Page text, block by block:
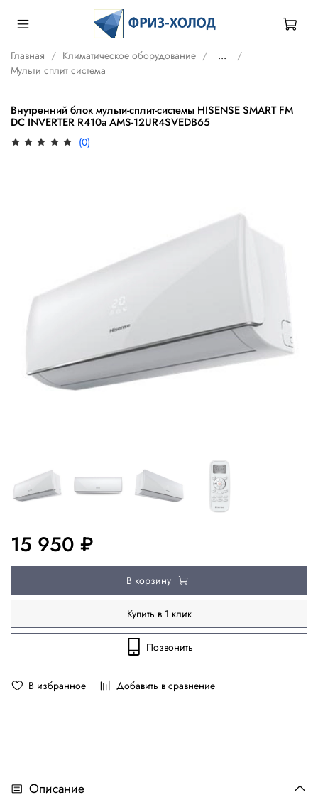
Главная Климатическое оборудование
...
Мульти сплит система
Внутренний блок мульти-сплит-системы HISENSE SMART FM
DC INVERTER R410a AMS-12UR4SVEDB65
(0)
В избранное Добавить в сравнение
15 950 ₽
В корзину
Купить в 1 клик
Позвонить
Описание